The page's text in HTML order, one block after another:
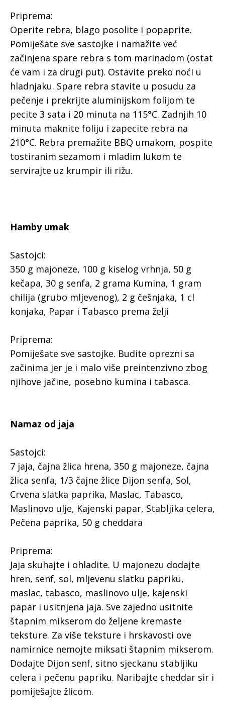
Priprema:
Operite rebra, blago posolite i popaprite.
Pomiješate sve sastojke i namažite već
začinjena spare rebra s tom marinadom (ostat
će vam i za drugi put). Ostavite preko noći u
hladnjaku. Spare rebra stavite u posudu za
pečenje i prekrijte aluminijskom folijom te
pecite 3 sata i 20 minuta na 115°C. Zadnjih 10
minuta maknite foliju i zapecite rebra na
210°C. Rebra premažite BBQ umakom, pospite
tostiranim sezamom i mladim lukom te
servirajte uz krumpir ili rižu.
Hamby umak
Sastojci:
350 g majoneze, 100 g kiselog vrhnja, 50 g
kečapa, 30 g senfa, 2 grama Kumina, 1 gram
chilija (grubo mljevenog), 2 g češnjaka, 1 cl
konjaka, Papar i Tabasco prema želji
Priprema:
Pomiješate sve sastojke. Budite oprezni sa
začinima jer je i malo više preintenzivno zbog
njihove jačine, posebno kumina i tabasca.
Namaz od jaja
Sastojci:
7 jaja, čajna žlica hrena, 350 g majoneze, čajna
žlica senfa, 1/3 čajne žlice Dijon senfa, Sol,
Crvena slatka paprika, Maslac, Tabasco,
Maslinovo ulje, Kajenski papar, Stabljika celera,
Pečena paprika, 50 g cheddara
Priprema:
Jaja skuhajte i ohladite. U majonezu dodajte
hren, senf, sol, mljevenu slatku papriku,
maslac, tabasco, maslinovo ulje, kajenski
papar i usitnjena jaja. Sve zajedno usitnite
štapnim mikserom do željene kremaste
teksture. Za više teksture i hrskavosti ove
namirnice nemojte miksati štapnim mikserom.
Dodajte Dijon senf, sitno sjeckanu stabljiku
celera i pečenu papriku. Naribajte cheddar sir i
pomiješajte žlicom.